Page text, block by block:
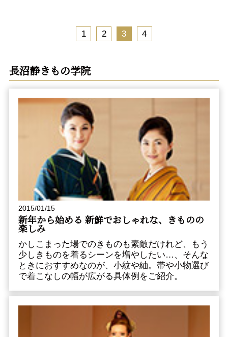
1 2 3 4
長沼静きもの学院
2015/01/15
新年から始める 新鮮でおしゃれな、きものの
楽しみ
かしこまった場でのきものも素敵だけれど、もう
少しきものを着るシーンを増やしたい…、そんな
ときにおすすめなのが、小紋や紬。帯や小物選び
で着こなしの幅が広がる具体例をご紹介。